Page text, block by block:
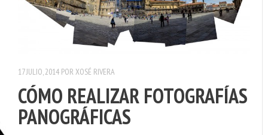
17 JULIO, 2014 PORXOSÉ RIVERA
CÓMO REALIZAR FOTOGRAFÍAS
PANOGRÁFICAS